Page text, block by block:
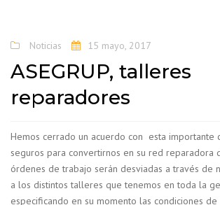
Noticias 15 mayo, 2017
ASEGRUP, talleres
reparadores
Hemos cerrado un acuerdo con esta importante
seguros para convertirnos en su red reparadora
órdenes de trabajo serán desviadas a través de
a los distintos talleres que tenemos en toda la
especificando en su momento las condiciones de